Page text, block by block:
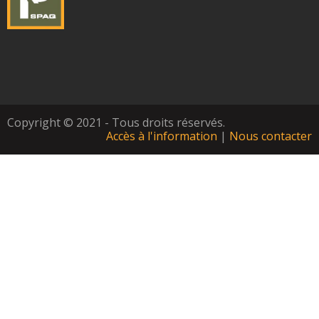
Copyright © 2021 - Tous droits réservés.
Accès à l'information | Nous contacter